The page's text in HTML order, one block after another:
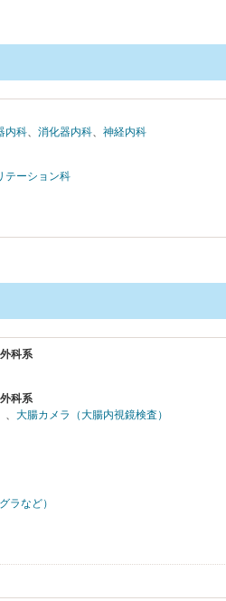
内科、 消化器内科、 神経内科
テーション科
科系
科系
、 大腸カメラ（大腸内視鏡検査）
ラなど）